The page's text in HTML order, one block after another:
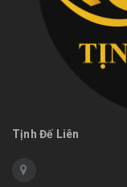
Tịnh Đế Liên